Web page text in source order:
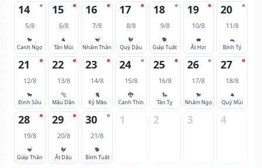
14
5/8
🐎
Canh Ngọ
15
6/8
🐐
Tân Mùi
16
7/8
🐒
Nhâm Thân
17
8/8
🐓
Quý Dậu
18
9/8
🐕
Giáp Tuất
19
10/8
🐖
Ất Hợi
20
11/8
🐀
Bính Tý
21
12/8
🐂
Đinh Sửu
22
13/8
🐅
Mậu Dần
23
14/8
🐈
Kỷ Mão
24
15/8
🐉
Canh Thìn
25
16/8
🐍
Tân Tỵ
26
17/8
🐎
Nhâm Ngọ
27
18/8
🐐
Quý Mùi
28
19/8
🐒
Giáp Thân
29
20/8
🐓
Ất Dậu
30
21/8
🐕
Bính Tuất
1 2 3 4